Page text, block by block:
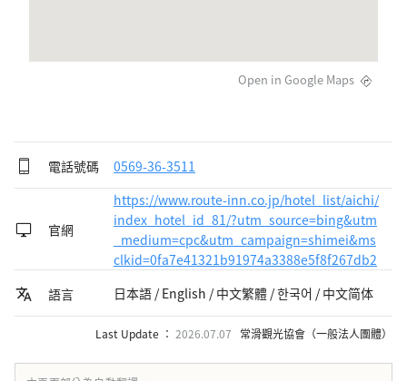
Open in Google Maps
電話號碼 0569-36-3511
官網
https://www.route-inn.co.jp/hotel_list/aichi/
index_hotel_id_81/?utm_source=bing&utm
_medium=cpc&utm_campaign=shimei&ms
clkid=0fa7e41321b91974a3388e5f8f267db2
語言
日本語 / English / 中文繁體 / 한국어 / 中文简体
Last Update ： 2026.07.07 常滑觀光協會（一般法人團體）